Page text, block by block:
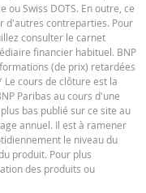
8,95
8,97
10,22
8,96
PDF
ou Swiss DOTS. En outre, ce
d'autres contreparties. Pour
consulter le carnet
financier habituel. BNP
(de prix) retardées
cours de clôture est la
Paribas au cours d'une
bas publié sur ce site au
annuel. Il est à ramener
le niveau du
produit. Pour plus
des produits ou